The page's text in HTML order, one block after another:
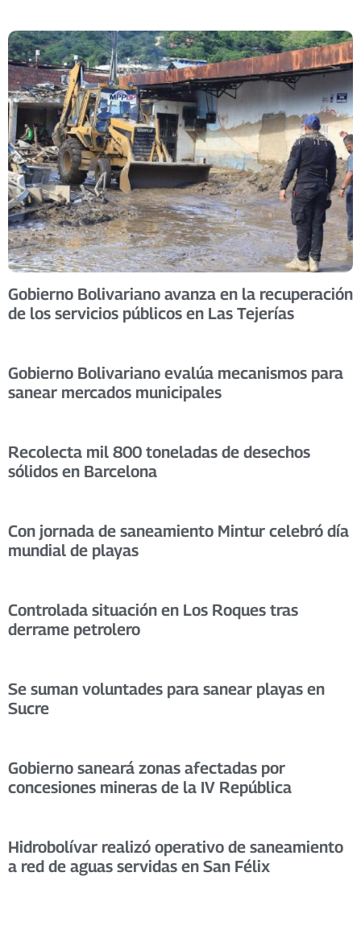
Gobierno Bolivariano avanza en la recuperación
de los servicios públicos en Las Tejerías
Gobierno Bolivariano evalúa mecanismos para
sanear mercados municipales
Recolecta mil 800 toneladas de desechos
sólidos en Barcelona
Con jornada de saneamiento Mintur celebró día
mundial de playas
Controlada situación en Los Roques tras
derrame petrolero
Se suman voluntades para sanear playas en
Sucre
Gobierno saneará zonas afectadas por
concesiones mineras de la IV República
Hidrobolívar realizó operativo de saneamiento
a red de aguas servidas en San Félix